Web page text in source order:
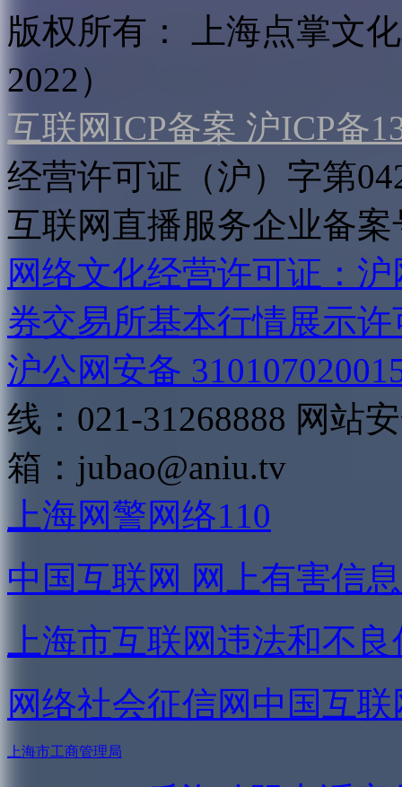
版权所有：
上海点掌文
2022）
互联网ICP备案 沪ICP备
经营许可证（沪）字第
互联网直播服务企业备案
网络文化经营许可证：
券交易所基本行情展示许
沪公网安备
线：021-31268888 网站
箱： jubao@aniu.tv
上海网警网络110
中国互联网 网上有害信
上海市互联网违法和不
网络社会征信网 中国互
上海市工商管理局